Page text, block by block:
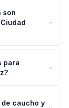
son
para
caucho y